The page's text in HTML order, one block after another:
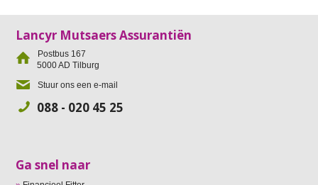
Lancyr Mutsaers Assurantiën
Postbus 167
5000 AD Tilburg
Stuur ons een e-mail
088 - 020 45 25
Ga snel naar